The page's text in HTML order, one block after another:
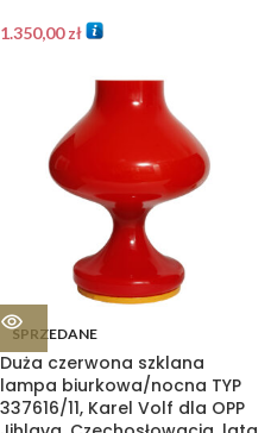
1.350,00zł
SPRZEDANE
Duża czerwona szklana
lampa biurkowa/nocna TYP
337616/11, Karel Volf dla OPP